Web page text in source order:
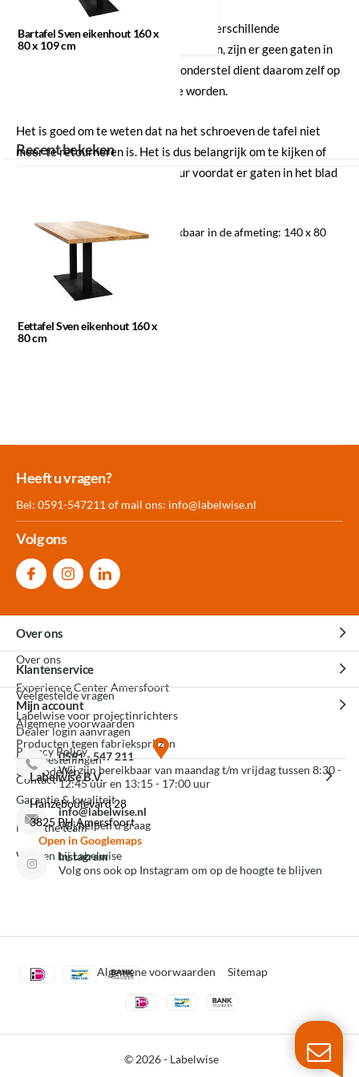
Belangrijk:
Omdat het tafelblad met verschillende
onderstellen gecombineerd kan worden, zijn er geen gaten in
het blad voorgeboord. Het tafelonderstel dient daarom zelf op
de juiste plek vastgeschroefd te worden.
Het is goed om te weten dat na het schroeven de tafel niet
meer te retourneren is. Het is dus belangrijk om te kijken of
het tafelblad past in het interieur voordat er gaten in het blad
Eetkamertafel Sven is ook beschikbaar in de afmeting: 140 x 80
Bartafel Sven eikenhout 160 x
80 x 109 cm
Recent bekeken
Eettafel Sven eikenhout 160 x
80 cm
Meer dan 30.000
Heeft u vragen?
Bel: 0591-547211 of mail ons: info@labelwise.nl
Volg ons
Over ons
Over ons
Experience Center Amersfoort
Labelwise voor projectinrichters
Producten tegen fabrieksprijzen
3D modellen
Garantie & kwaliteit
Meet the team
Werken bij Labelwise
Klantenservice
Veelgestelde vragen
Algemene voorwaarden
Privacy Policy
Contact
Mijn account
Dealer login aanvragen
Mijn bestellingen
0591 - 547 211
Wij zijn bereikbaar van maandag t/m vrijdag tussen 8:30 -
12:45 uur en 13:15 - 17:00 uur
info@labelwise.nl
Wij helpen u graag
Instagram
Volg ons ook op Instagram om op de hoogte te blijven
Labelwise B.V.
Hanzeboulevard 28
3825 PH Amersfoort
Open in Googlemaps
© 2026 - Labelwise
Algemene voorwaarden Sitemap